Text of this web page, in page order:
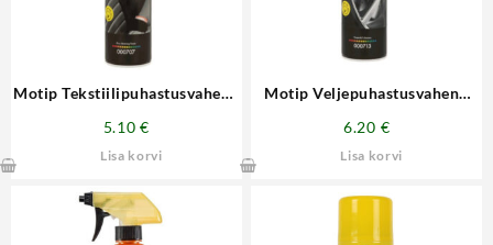
Motip Tekstiilipuhastusvahend
5.10€
Lisa korvi
Motip Veljepuhastusvahend
6.20 €
Lisa korvi